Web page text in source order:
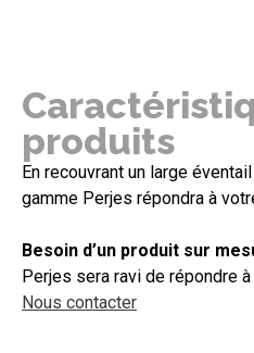
produits
En recouvrant un large
gamme Perjes répondra à
Besoin d’un produit sur
Perjes sera ravi de répondre
Nous contacter